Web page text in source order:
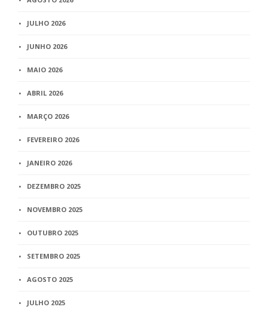
JULHO 2026
JUNHO 2026
MAIO 2026
ABRIL 2026
MARÇO 2026
FEVEREIRO 2026
JANEIRO 2026
DEZEMBRO 2025
NOVEMBRO 2025
OUTUBRO 2025
SETEMBRO 2025
AGOSTO 2025
JULHO 2025